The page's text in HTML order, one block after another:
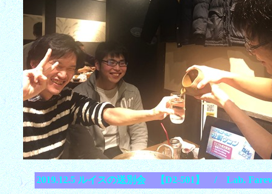
2019.12.5 ルイスの送別会 【D2-501】 / Lab.